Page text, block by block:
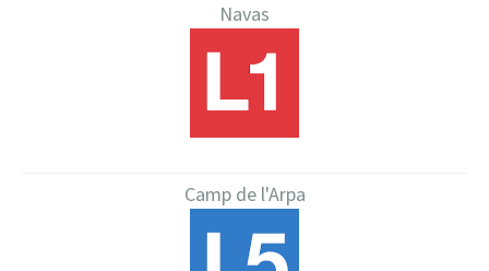
Navas
Camp de l'Arpa